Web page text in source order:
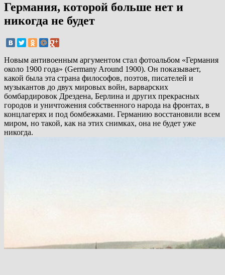
Германия, которой больше нет и
никогда не будет
Новым антивоенным аргументом стал фотоальбом «Германия
около 1900 года» (Germany Around 1900). Он показывает,
какой была эта страна философов, поэтов, писателей и
музыкантов до двух мировых войн, варварских
бомбардировок Дрездена, Берлина и других прекрасных
городов и уничтожения собственного народа на фронтах, в
концлагерях и под бомбежками. Германию восстановили всем
миром, но такой, как на этих снимках, она не будет уже
никогда.